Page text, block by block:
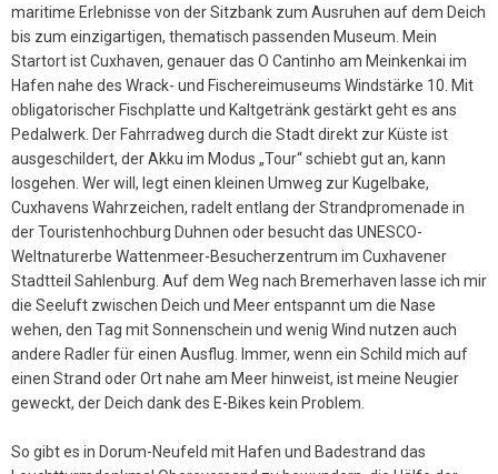
maritime Erlebnisse von der Sitzbank zum Ausruhen auf dem Deich
bis zum einzigartigen, thematisch passenden Museum. Mein
Startort ist Cuxhaven, genauer das O Cantinho am Meinkenkai im
Hafen nahe des Wrack- und Fischereimuseums Windstärke 10. Mit
obligatorischer Fischplatte und Kaltgetränk gestärkt geht es ans
Pedalwerk. Der Fahrradweg durch die Stadt direkt zur Küste ist
ausgeschildert, der Akku im Modus „Tour“ schiebt gut an, kann
losgehen. Wer will, legt einen kleinen Umweg zur Kugelbake,
Cuxhavens Wahrzeichen, radelt entlang der Strandpromenade in
der Touristenhochburg Duhnen oder besucht das UNESCO-
Weltnaturerbe Wattenmeer-Besucherzentrum im Cuxhavener
Stadtteil Sahlenburg. Auf dem Weg nach Bremerhaven lasse ich mir
die Seeluft zwischen Deich und Meer entspannt um die Nase
wehen, den Tag mit Sonnenschein und wenig Wind nutzen auch
andere Radler für einen Ausflug. Immer, wenn ein Schild mich auf
einen Strand oder Ort nahe am Meer hinweist, ist meine Neugier
geweckt, der Deich dank des E-Bikes kein Problem.
So gibt es in Dorum-Neufeld mit Hafen und Badestrand das